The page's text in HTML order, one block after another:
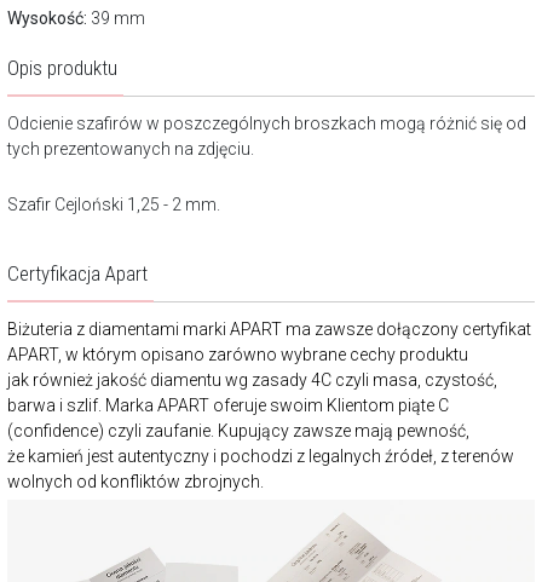
Wysokość: 39 mm
Opis produktu
Odcienie szafirów w poszczególnych broszkach mogą różnić się od
tych prezentowanych na zdjęciu.
Szafir Cejloński 1,25 - 2 mm.
Certyfikacja Apart
Biżuteria z diamentami marki APART ma zawsze dołączony certyfikat
APART, w którym opisano zarówno wybrane cechy produktu
jak również jakość diamentu wg zasady 4C czyli masa, czystość,
barwa i szlif. Marka APART oferuje swoim Klientom piąte C
(confidence) czyli zaufanie. Kupujący zawsze mają pewność,
że kamień jest autentyczny i pochodzi z legalnych źródeł, z terenów
wolnych od konfliktów zbrojnych.